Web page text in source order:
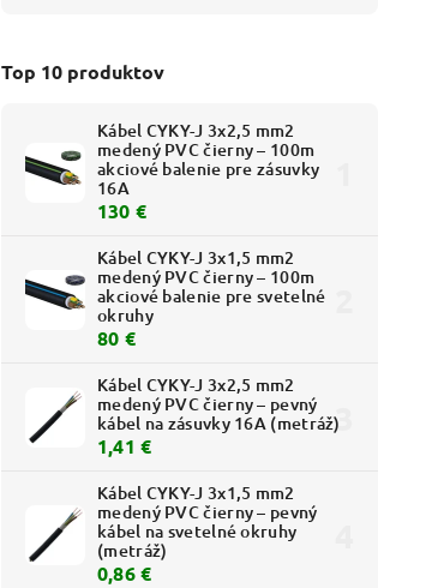
Top 10 produktov
Kábel CYKY-J 3x2,5 mm2
medený PVC čierny – 100m
akciové balenie pre zásuvky
16A
130 €
Kábel CYKY-J 3x1,5 mm2
medený PVC čierny – 100m
akciové balenie pre svetelné
okruhy
80 €
Kábel CYKY-J 3x2,5 mm2
medený PVC čierny – pevný
kábel na zásuvky 16A (metráž)
1,41 €
Kábel CYKY-J 3x1,5 mm2
medený PVC čierny – pevný
kábel na svetelné okruhy
(metráž)
0,86 €